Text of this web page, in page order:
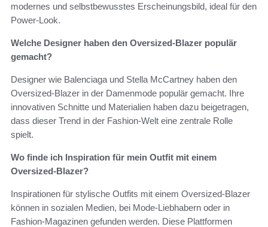
modernes und selbstbewusstes Erscheinungsbild, ideal für den
Power-Look.
Welche Designer haben den Oversized-Blazer populär
gemacht?
Designer wie Balenciaga und Stella McCartney haben den
Oversized-Blazer in der Damenmode populär gemacht. Ihre
innovativen Schnitte und Materialien haben dazu beigetragen,
dass dieser Trend in der Fashion-Welt eine zentrale Rolle
spielt.
Wo finde ich Inspiration für mein Outfit mit einem
Oversized-Blazer?
Inspirationen für stylische Outfits mit einem Oversized-Blazer
können in sozialen Medien, bei Mode-Liebhabern oder in
Fashion-Magazinen gefunden werden. Diese Plattformen